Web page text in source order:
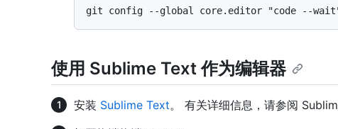
使用 Sublime Text 作为编辑器
安装 Sublime Text。 有关详细信息，请参阅